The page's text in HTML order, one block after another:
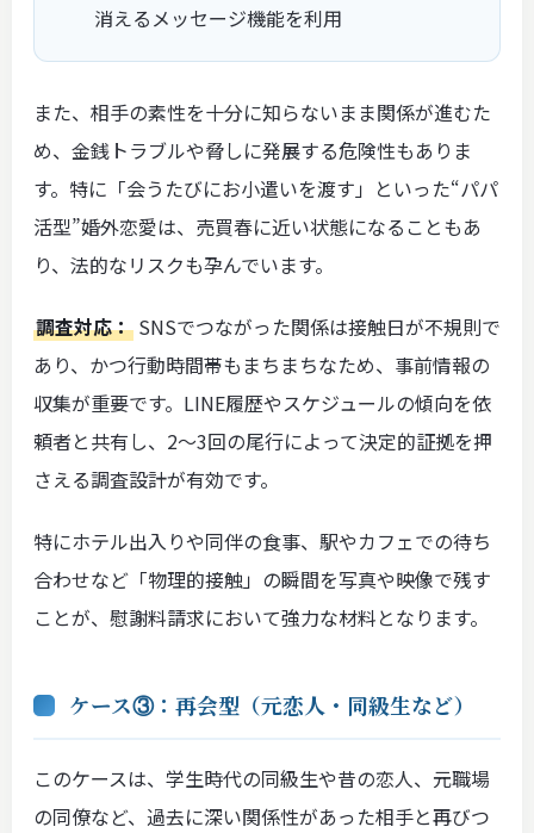
消えるメッセージ機能を利用
また、相手の素性を十分に知らないまま関係が進むた
め、金銭トラブルや脅しに発展する危険性もありま
す。特に「会うたびにお小遣いを渡す」といった“パパ
活型”婚外恋愛は、売買春に近い状態になることもあ
り、法的なリスクも孕んでいます。
調査対応： SNSでつながった関係は接触日が不規則で
あり、かつ行動時間帯もまちまちなため、事前情報の
収集が重要です。LINE履歴やスケジュールの傾向を依
頼者と共有し、2〜3回の尾行によって決定的証拠を押
さえる調査設計が有効です。
特にホテル出入りや同伴の食事、駅やカフェでの待ち
合わせなど「物理的接触」の瞬間を写真や映像で残す
ことが、慰謝料請求において強力な材料となります。
ケース③：再会型（元恋人・同級生など）
このケースは、学生時代の同級生や昔の恋人、元職場
の同僚など、過去に深い関係性があった相手と再びつ